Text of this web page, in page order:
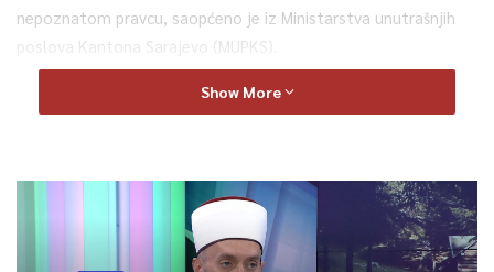
nepoznatom pravcu, saopćeno je iz Ministarstva unutrašnjih
poslova Kantona Sarajevo (MUPKS).
Kako se u saopćenju navodi, povrijeđenom je ljekarska pomoć
O svemu je obaviješten dežurni tužilac Kantonalnog tužilaštva
Show More